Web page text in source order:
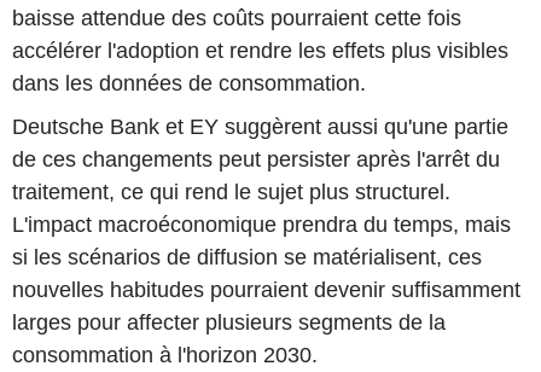
baisse attendue des coûts pourraient cette fois
accélérer l'adoption et rendre les effets plus visibles
dans les données de consommation.
Deutsche Bank et EY suggèrent aussi qu'une partie
de ces changements peut persister après l'arrêt du
traitement, ce qui rend le sujet plus structurel.
L'impact macroéconomique prendra du temps, mais
si les scénarios de diffusion se matérialisent, ces
nouvelles habitudes pourraient devenir suffisamment
larges pour affecter plusieurs segments de la
consommation à l'horizon 2030.